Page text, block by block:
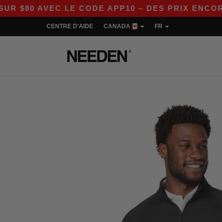
LE CODE APP10 – DES PRIX ENCORE
CENTRE D'AIDE CANADA FR